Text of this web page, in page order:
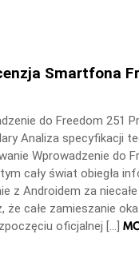
Smartfona
do Freedom 251
Analiza specyfikacji
Wprowadzenie do
cały świat obiegła
z Androidem za
że całe zamieszanie
oficjalnej […]